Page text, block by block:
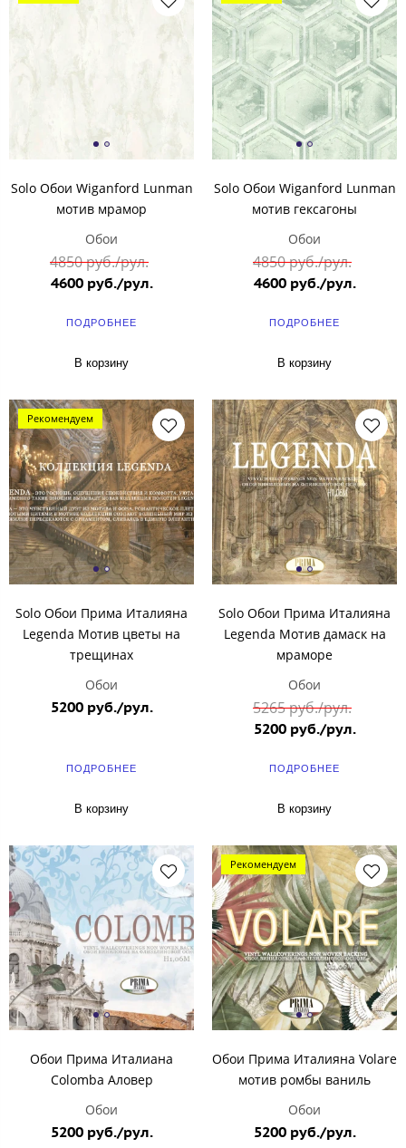
Solo Обои Wiganford Lunman
мотив мрамор
Обои
4850 руб./рул.
4600 руб./рул.
ПОДРОБНЕЕ
В корзину
Solo Обои Wiganford Lunman
мотив гексагоны
Обои
4850 руб./рул.
4600 руб./рул.
ПОДРОБНЕЕ
В корзину
Рекомендуем
Solo Обои Прима Италияна
Legenda Мотив цветы на
трещинах
Обои
5200 руб./рул.
ПОДРОБНЕЕ
В корзину
Solo Обои Прима Италияна
Legenda Мотив дамаск на
мраморе
Обои
5265 руб./рул.
5200 руб./рул.
ПОДРОБНЕЕ
В корзину
Обои Прима Италиана
Colomba Аловер
Обои
5200 руб./рул.
Рекомендуем
Обои Прима Италияна Volare
мотив ромбы ваниль
Обои
5200 руб./рул.